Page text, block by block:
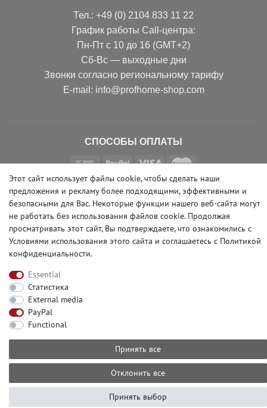
Тел.: +49 (0) 2104 833 11 22
График работы Call-центра:
Пн-Пт с 10 до 16 (GMT+2)
Сб-Вс — выходные дни
Звонки согласно региональному тарифу
Е-mail: info@profhome-shop.com
СПОСОБЫ ОПЛАТЫ
СЛЕДИТЕ ЗА НАМИ В СОЦСЕТЯХ
Этот сайт использует файлы cookie, чтобы сделать наши
предложения и рекламу более подходящими, эффективными и
безопасными для Вас. Некоторые функции нашего веб-сайта могут
не работать без использования файлов cookie. Продолжая
просматривать этот сайт, Вы подтверждаете, что ознакомились с
Условиями использования этого сайта и соглашаетесь с Политикой
конфиденциальности.
Essential
Статистика
External media
PayPal
Functional
Принять все
Отклонить все
Принять выбор